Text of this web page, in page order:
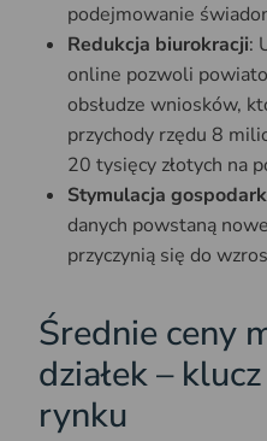
podejmowanie
Redukcja biurokracji:
online pozwoli
obsłudze wniosków,
przychody rzędu 8
20 tysięcy złotych na
Stymulacja
danych powstaną
przyczynią się do
Średnie ceny
działek –
rynku